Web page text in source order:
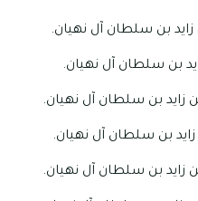
بن سلطان آل نهيان.
بن سلطان آل نهيان.
بن سلطان آل نهيان.
بن سلطان آل نهيان.
بن سلطان آل نهيان.